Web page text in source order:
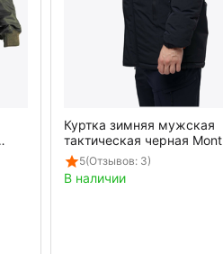
Куртка зимняя мужская
тактическая черная Mont
Blanc Gen3 Black
5(Отзывов: 3)
В наличии